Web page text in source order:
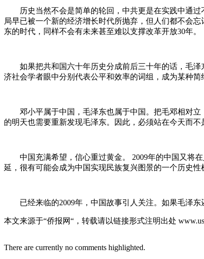
历史当然不会是简单的轮回，中共更是在实践中通过
局早已被一个新的经济增长时代所抛弃， 但人们都不会忘
东的时代，同样不会有未来甚至难以支撑改革开放30年。
如果把共和国六十年历史分成前后三十年的话，毛泽
济社会学者眼中分别代表公平和效率的词组，成为某种简
邓小平属于中国，毛泽东也属于中国。把毛邓相对
的明天也需要重新发现毛泽东。因此，必须站在今天而
中国充满希望，信心重过黄金。 2009年的中国又将
延，很有可能会成为中国实现民族复兴图景的一个历史
已经来临的2009年，中国故事引人关注。如果毛泽东
本文来源于“侨报网“ ，转载请以链接形式注明出处
There are currently no comments highlighted.